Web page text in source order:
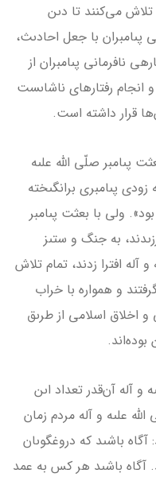
تلاش مى‌كنند تا دىن
پىامبران با جعل احادىث،
نافرمانى پىامبران از
انجام رفتارهاى ناشاىست
قرار داشته است.
پىامبر صلّى الله علىه
پىامبرى برانگىخته
ولى با بعثت پىامبر
به جنگ و ستىز
افترا زدند، تمام تلاش
و همواره با خراب
اخلاق اسلامى از طرىق
و آله آن‌قدر تعداد اىن
علىه و آله مردم زمان
خوىش را مخاطب قرار داده و فرمودند: آگاه باشىد كه دروغ‎گوىان
آگاه باشىد هر كس به عمد